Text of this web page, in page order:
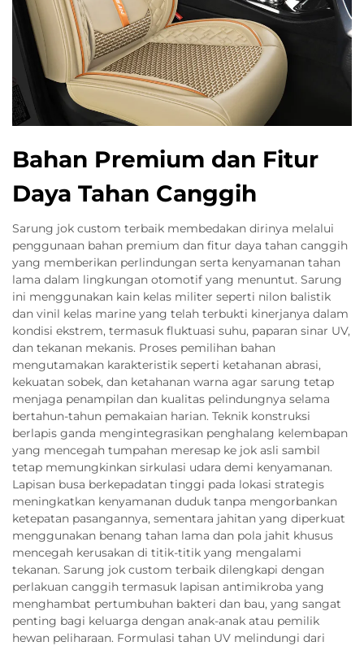
Bahan Premium dan Fitur
Daya Tahan Canggih
Sarung jok custom terbaik membedakan dirinya melalui
penggunaan bahan premium dan fitur daya tahan canggih
yang memberikan perlindungan serta kenyamanan tahan
lama dalam lingkungan otomotif yang menuntut. Sarung
ini menggunakan kain kelas militer seperti nilon balistik
dan vinil kelas marine yang telah terbukti kinerjanya dalam
kondisi ekstrem, termasuk fluktuasi suhu, paparan sinar UV,
dan tekanan mekanis. Proses pemilihan bahan
mengutamakan karakteristik seperti ketahanan abrasi,
kekuatan sobek, dan ketahanan warna agar sarung tetap
menjaga penampilan dan kualitas pelindungnya selama
bertahun-tahun pemakaian harian. Teknik konstruksi
berlapis ganda mengintegrasikan penghalang kelembapan
yang mencegah tumpahan meresap ke jok asli sambil
tetap memungkinkan sirkulasi udara demi kenyamanan.
Lapisan busa berkepadatan tinggi pada lokasi strategis
meningkatkan kenyamanan duduk tanpa mengorbankan
ketepatan pasangannya, sementara jahitan yang diperkuat
menggunakan benang tahan lama dan pola jahit khusus
mencegah kerusakan di titik-titik yang mengalami
tekanan. Sarung jok custom terbaik dilengkapi dengan
perlakuan canggih termasuk lapisan antimikroba yang
menghambat pertumbuhan bakteri dan bau, yang sangat
penting bagi keluarga dengan anak-anak atau pemilik
hewan peliharaan. Formulasi tahan UV melindungi dari